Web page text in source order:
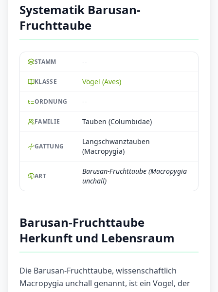
Systematik Barusan-
Fruchttaube
STAMM --
KLASSE Vögel (Aves)
ORDNUNG --
FAMILIE Tauben (Columbidae)
GATTUNG
Langschwanztauben
(Macropygia)
ART
Barusan-Fruchttaube (Macropygia
unchall)
Barusan-Fruchttaube
Herkunft und Lebensraum
Die Barusan-Fruchttaube, wissenschaftlich
Macropygia unchall genannt, ist ein Vogel, der